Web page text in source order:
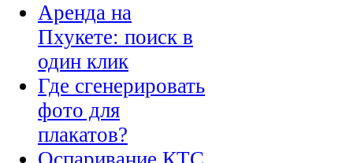
Аренда на
Пхукете: поиск в
один клик
Где сгенерировать
фото для
плакатов?